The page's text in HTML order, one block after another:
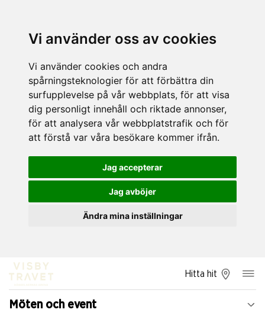
Vi använder oss av cookies
Vi använder cookies och andra
spårningsteknologier för att förbättra din
surfupplevelse på vår webbplats, för att visa
dig personligt innehåll och riktade annonser,
för att analysera vår webbplatstrafik och för
att förstå var våra besökare kommer ifrån.
Jag accepterar
Jag avböjer
Ändra mina inställningar
Hitta hit
Möten och event